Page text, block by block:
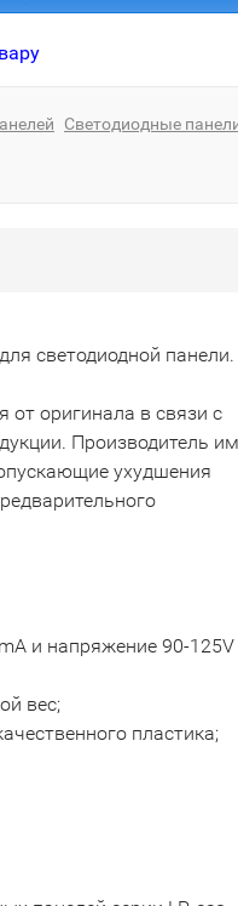
Светодиодные
светодиодной панели.
от оригинала в связи с
Производитель
ухудшения
и напряжение 90-125V
вес;
пластика;